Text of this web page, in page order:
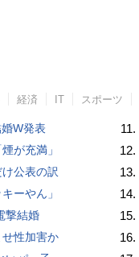
経済 IT スポーツ
W発表
が充満」
公表の訳
ーやん」
撃結婚
性加害か
11.
12.
13.
14.
15.
16.